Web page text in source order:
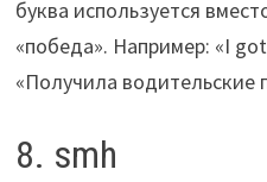
буква используется
«победа». Например: «I
«Получила водительские
8. smh